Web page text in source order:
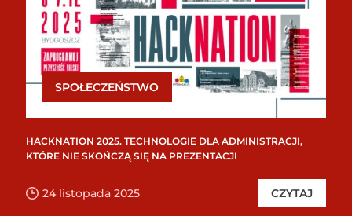
SPOŁECZEŃSTWO
HACKNATION 2025. TECHNOLOGIE DLA ADMINISTRACJI,
KTÓRE NIE SKOŃCZĄ SIĘ NA PREZENTACJI
24 listopada 2025 CZYTAJ